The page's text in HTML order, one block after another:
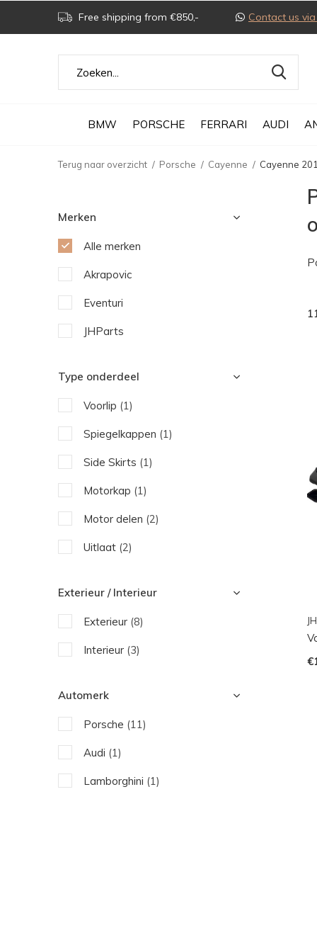
BMW PORSCHE FERRARI AUDI
Free shipping from €850,- Contact us
Terug naar overzicht Porsche Cayenne Cayenne
Merken
Alle merken
Akrapovic
Eventuri
JHParts
Type onderdeel
Voorlip (1)
Spiegelkappen (1)
Side Skirts (1)
Motorkap (1)
Motor delen (2)
Uitlaat (2)
Exterieur / Interieur
Exterieur (8)
Interieur (3)
Automerk
Porsche (11)
Audi (1)
Lamborghini (1)